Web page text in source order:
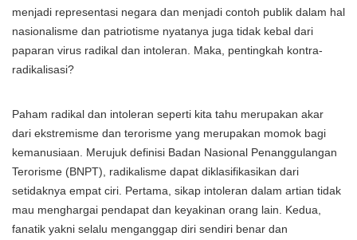
menjadi representasi negara dan menjadi contoh publik dalam hal
nasionalisme dan patriotisme nyatanya juga tidak kebal dari
paparan virus radikal dan intoleran. Maka, pentingkah kontra-
radikalisasi?
Paham radikal dan intoleran seperti kita tahu merupakan akar
dari ekstremisme dan terorisme yang merupakan momok bagi
kemanusiaan. Merujuk definisi Badan Nasional Penanggulangan
Terorisme (BNPT), radikalisme dapat diklasifikasikan dari
setidaknya empat ciri. Pertama, sikap intoleran dalam artian tidak
mau menghargai pendapat dan keyakinan orang lain. Kedua,
fanatik yakni selalu menganggap diri sendiri benar dan